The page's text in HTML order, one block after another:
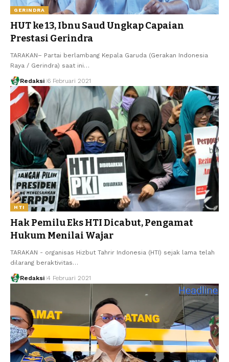
GERINDRA
HUT ke 13, Ibnu Saud Ungkap Capaian
Prestasi Gerindra
TARAKAN– Partai berlambang Kepala Garuda (Gerakan Indonesia
Raya / Gerindra) saat ini…
Redaksi 6 Februari 2021
HTI
Hak Pemilu Eks HTI Dicabut, Pengamat
Hukum Menilai Wajar
TARAKAN - organisas Hizbut Tahrir Indonesia (HTI) sejak lama telah
dilarang beraktivitas…
Redaksi 4 Februari 2021